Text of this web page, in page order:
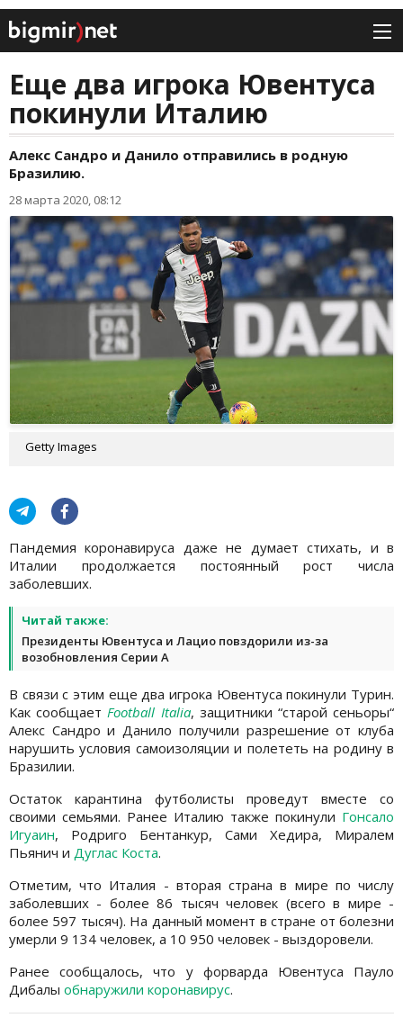
Еще два игрока Ювентуса
покинули Италию
Алекс Сандро и Данило отправились в родную
Бразилию.
28 марта 2020, 08:12
Getty Images
Пандемия коронавируса даже не думает стихать, и в
Италии продолжается постоянный рост числа
заболевших.
Читай также:
Президенты Ювентуса и Лацио повздорили из-за
возобновления Серии А
В связи с этим еще два игрока Ювентуса покинули Турин.
Как сообщает Football Italia, защитники “старой сеньоры“
Алекс Сандро и Данило получили разрешение от клуба
нарушить условия самоизоляции и полететь на родину в
Бразилии.
Остаток карантина футболисты проведут вместе со
своими семьями. Ранее Италию также покинули Гонсало
Игуаин, Родриго Бентанкур, Сами Хедира, Миралем
Пьянич и Дуглас Коста.
Отметим, что Италия - вторая страна в мире по числу
заболевших - более 86 тысяч человек (всего в мире -
более 597 тысяч). На данный момент в стране от болезни
умерли 9 134 человек, а 10 950 человек - выздоровели.
Ранее сообщалось, что у форварда Ювентуса Пауло
Дибалы обнаружили коронавирус.